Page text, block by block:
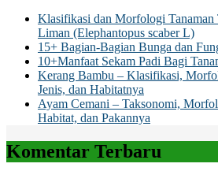
Klasifikasi dan Morfologi Tanaman
Liman (Elephantopus scaber L)
15+ Bagian-Bagian Bunga dan
10+Manfaat Sekam Padi Bagi
Kerang Bambu – Klasifikasi,
Jenis, dan Habitatnya
Ayam Cemani – Taksonomi,
Habitat, dan Pakannya
Komentar Terbaru